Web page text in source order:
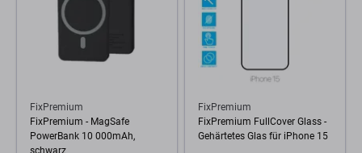
FixPremium
FixPremium - MagSafe
PowerBank 10 000mAh,
schwarz
FixPremium
FixPremium FullCover Glass -
Gehärtetes Glas für iPhone 15